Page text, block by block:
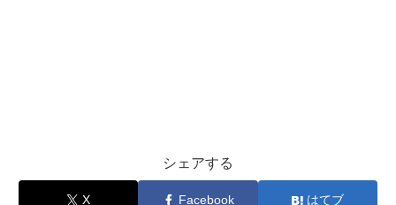
シェアする
X Facebook はてブ